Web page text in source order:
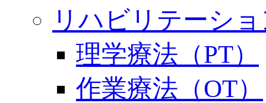
リハビリテーシ
理学療法（PT）
作業療法（OT）